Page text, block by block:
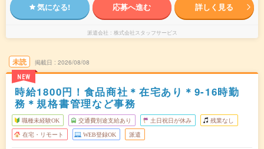
気になる! 応募へ進む 詳しく見る
派遣会社 株式会社スタッフサービス
未読
NEW
掲載日 2026/08/08
時給1800円！食品商社＊在宅あり＊9-16時勤
務＊規格書管理など事務
職種未経験OK 交通費別途支給あり 土日祝日が休み 残業なし
在宅・リモート WEB登録OK 派遣